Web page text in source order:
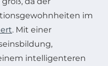
im
. Mit einer
intelligenteren